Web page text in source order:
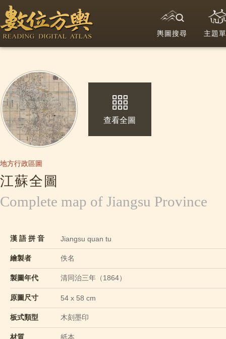
輿圖搜尋 主題
查看全圖
地方行政區圖
江蘇全圖
Complete map of Jiangsu Province
漢 語 拼 音 Jiangsu quan tu
繪製者 佚名
製圖年代 清同治三年（1864）
原圖尺寸 54 x 58 cm
板式類型 木刻墨印
材質 紙本